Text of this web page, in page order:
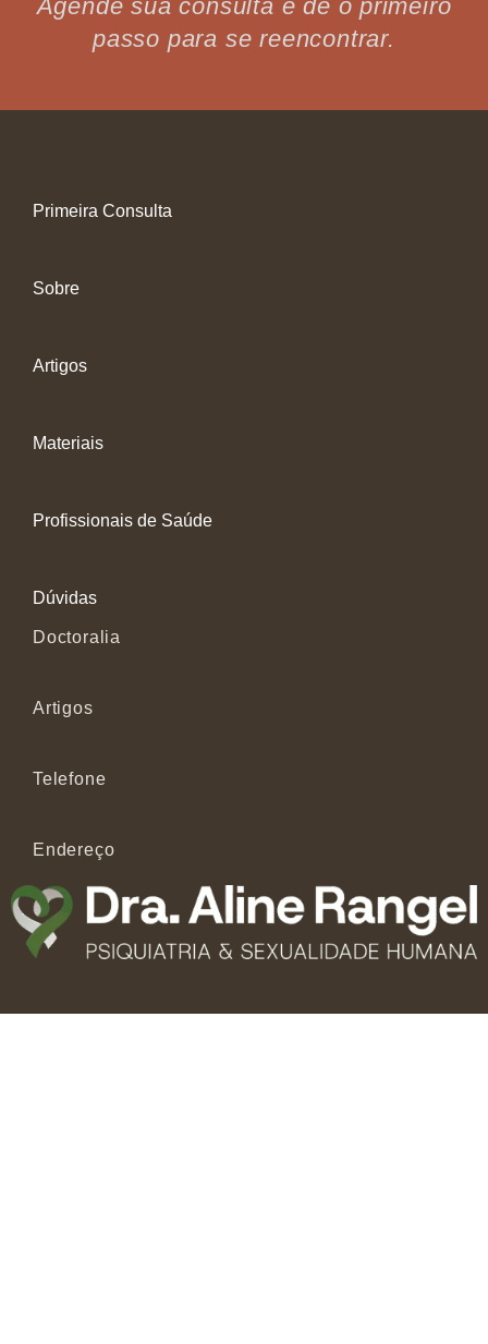
Agende sua consulta e dê o primeiro
passo para se reencontrar.
Primeira Consulta
Sobre
Artigos
Materiais
Profissionais de Saúde
Dúvidas
Doctoralia
Artigos
Telefone
Endereço